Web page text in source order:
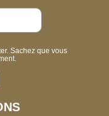
Sachez que vous